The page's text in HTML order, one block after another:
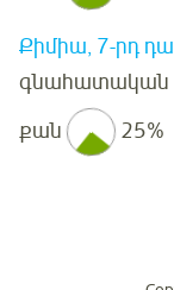
Քիմիա, 7-րդ
գնահատական
քան
25%